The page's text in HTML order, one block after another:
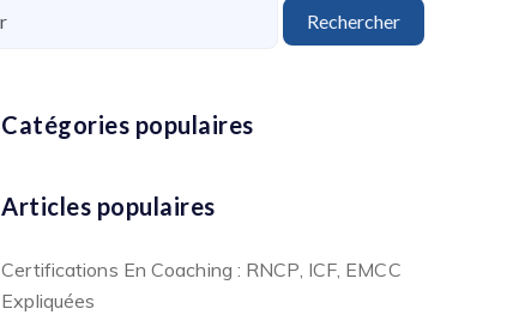
Rechercher
Catégories populaires
Articles populaires
Certifications En Coaching : RNCP, ICF, EMCC
Expliquées